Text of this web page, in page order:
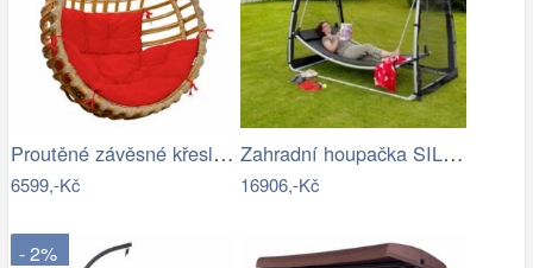
Proutěné závěsné křeslo Elis, přírodní…
6599,-Kč
Zahradní houpačka SILASS - GD
16906,-Kč
- 2%